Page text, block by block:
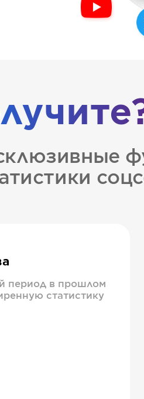
период в прошлом
статистику